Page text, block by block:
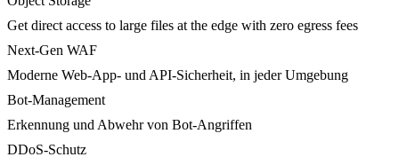
Get direct access to large files at the edge with zero egress fees
Next-Gen WAF
Moderne Web-App- und API-Sicherheit, in jeder Umgebung
Bot-Management
Erkennung und Abwehr von Bot-Angriffen
DDoS-Schutz